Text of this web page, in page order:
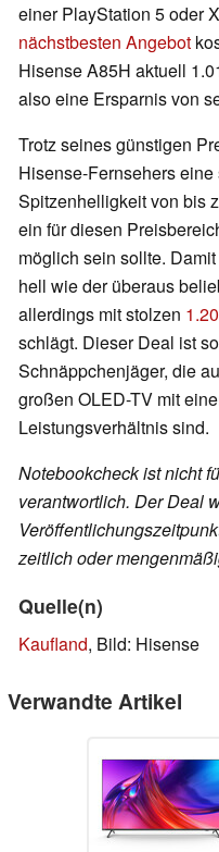
einer PlayStation 5 oder
nächstbesten Angebot
Hisense A85H aktuell
also eine Ersparnis von
Trotz seines günstigen
Hisense-Fernsehers
Spitzenhelligkeit von bis
ein für diesen
möglich sein sollte.
hell wie der überaus
allerdings mit stolzen
schlägt. Dieser Deal ist
Schnäppchenjäger, die
großen OLED-TV mit
Leistungsverhältnis sind.
Notebookcheck ist nicht
verantwortlich. Der Deal
zeitlich oder
Quelle(n)
Kaufland, Bild: Hisense
Verwandte Artikel